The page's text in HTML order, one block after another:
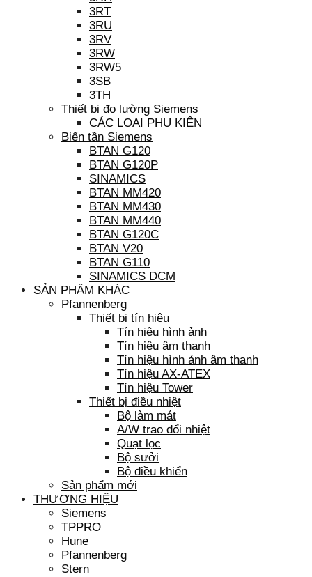
3RT
3RU
3RV
3RW
3RW5
3SB
3TH
Thiết bị đo lường Siemens
CÁC LOẠI PHỤ KIỆN
Biến tần Siemens
BTAN G120
BTAN G120P
SINAMICS
BTAN MM420
BTAN MM430
BTAN MM440
BTAN G120C
BTAN V20
BTAN G110
SINAMICS DCM
SẢN PHẨM KHÁC
Pfannenberg
Thiết bị tín hiệu
Tín hiệu hình ảnh
Tín hiệu âm thanh
Tín hiệu hình ảnh âm thanh
Tín hiệu AX-ATEX
Tín hiệu Tower
Thiết bị điều nhiệt
Bộ làm mát
A/W trao đổi nhiệt
Quạt lọc
Bộ sưởi
Bộ điều khiển
Sản phẩm mới
THƯƠNG HIỆU
Siemens
TPPRO
Hune
Pfannenberg
Stern